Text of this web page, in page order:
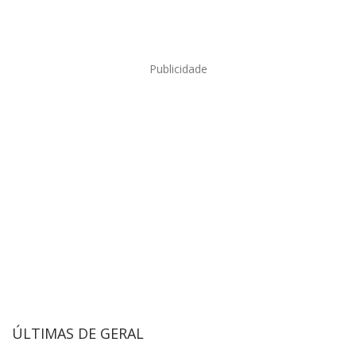
Publicidade
ÚLTIMAS DE GERAL